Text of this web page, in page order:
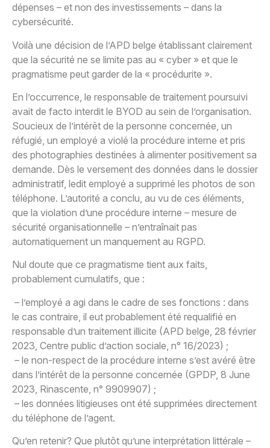
dépenses – et non des investissements – dans la
cybersécurité.
Voilà une décision de l’APD belge établissant clairement
que la sécurité ne se limite pas au « cyber » et que le
pragmatisme peut garder de la « procédurite ».
En l’occurrence, le responsable de traitement poursuivi
avait de facto interdit le BYOD au sein de l’organisation.
Soucieux de l’intérêt de la personne concernée, un
réfugié, un employé a violé la procédure interne et pris
des photographies destinées à alimenter positivement sa
demande. Dès le versement des données dans le dossier
administratif, ledit employé a supprimé les photos de son
téléphone. L’autorité a conclu, au vu de ces éléments,
que la violation d’une procédure interne – mesure de
sécurité organisationnelle – n’entraînait pas
automatiquement un manquement au RGPD.
Nul doute que ce pragmatisme tient aux faits,
probablement cumulatifs, que :
– l’employé a agi dans le cadre de ses fonctions : dans
le cas contraire, il eut probablement été requalifié en
responsable d’un traitement illicite (APD belge, 28 février
2023, Centre public d’action sociale, n° 16/2023) ;
– le non-respect de la procédure interne s’est avéré être
dans l’intérêt de la personne concernée (GPDP, 8 June
2023, Rinascente, n° 9909907) ;
– les données litigieuses ont été supprimées directement
du téléphone de l’agent.
Qu’en retenir? Que plutôt qu’une interprétation littérale –